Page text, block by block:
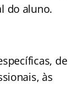
do aluno.
de
às